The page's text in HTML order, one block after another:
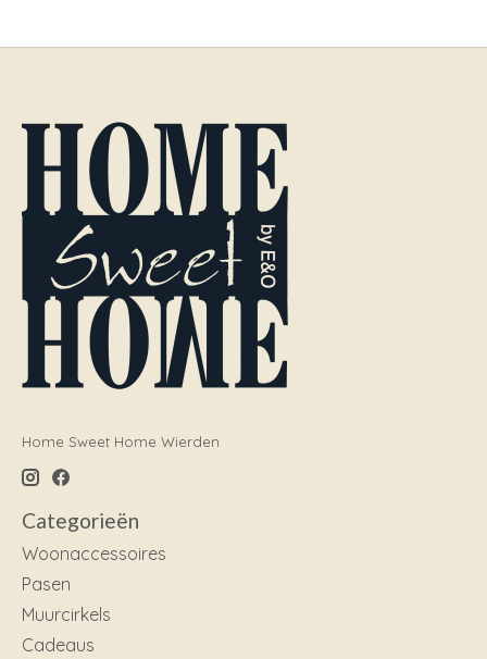
Home Sweet Home Wierden
Categorieën
Woonaccessoires
Pasen
Muurcirkels
Cadeaus